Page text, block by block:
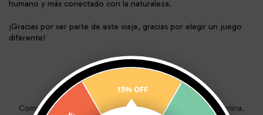
humano y más conectado con la naturaleza.
¡Gracias por ser parte de este viaje, gracias por elegir un juego
diferente!
ENVÍOS A TODO EL PAÍS
Comprá y recibilo en tu casa en cualquier lugar de Argentina.
15% OFF